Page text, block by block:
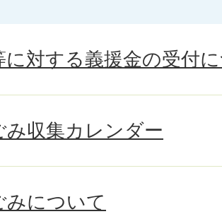
に対する義援金の受付
み収集カレンダー
みについて